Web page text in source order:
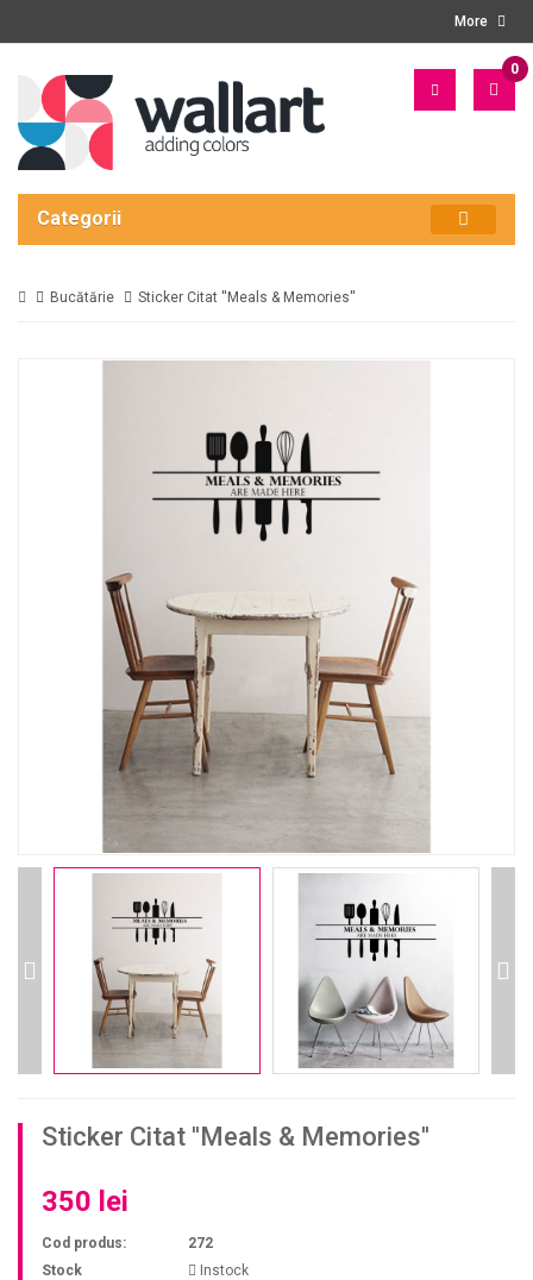
More
0
Categorii
Bucătărie Sticker Citat ''Meals & Memories''
Sticker Citat ''Meals & Memories''
350 lei
Cod produs:
272
Stock
Instock